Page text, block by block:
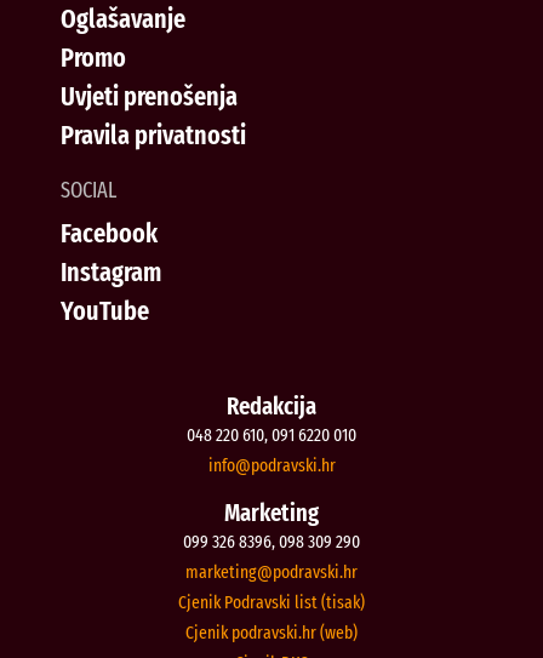
Oglašavanje
Promo
Uvjeti prenošenja
Pravila privatnosti
SOCIAL
Facebook
Instagram
YouTube
Redakcija
048 220 610, 091 6220 010
rh.iksvardop
@ofni
Marketing
099 326 8396, 098 309 290
rh.iksvardop
@gnitekram
Cjenik Podravski list (tisak)
Cjenik podravski.hr (web)